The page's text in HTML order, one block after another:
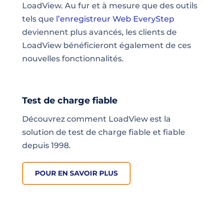
LoadView. Au fur et à mesure que des outils
tels que l’enregistreur Web EveryStep
deviennent plus avancés, les clients de
LoadView bénéficieront également de ces
nouvelles fonctionnalités.
Test de charge fiable
Découvrez comment LoadView est la
solution de test de charge fiable et fiable
depuis 1998.
POUR EN SAVOIR PLUS